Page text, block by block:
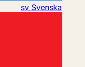
sv Svenska